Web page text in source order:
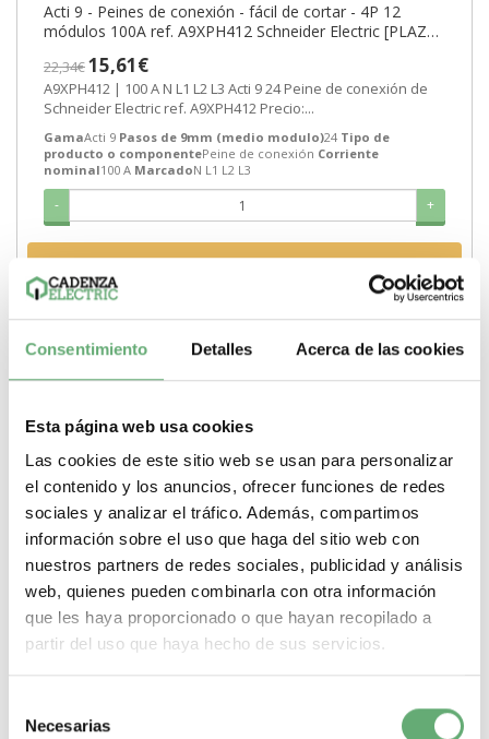
Consentimiento Detalles Acerca de las cookies
Esta página web usa cookies
Las cookies de este sitio web se usan para personalizar
el contenido y los anuncios, ofrecer funciones de redes
sociales y analizar el tráfico. Además, compartimos
información sobre el uso que haga del sitio web con
nuestros partners de redes sociales, publicidad y análisis
web, quienes pueden combinarla con otra información
que les haya proporcionado o que hayan recopilado a
partir del uso que haya hecho de sus servicios.
Necesarias
Acti 9 - Peines de conexión - fácil de cortar - 4P 12
módulos 100A ref. A9XPH412 Schneider Electric [PLAZO
22,34€15,61€
A9XPH412 | 100 A N L1 L2 L3 Acti 9 24 Peine de conexión de
Schneider Electric ref. A9XPH412 Precio:...
GamaActi 9 Pasos de 9mm (medio modulo)24 Tipo de
producto o componentePeine de conexión Corriente
nominal100 A MarcadoN L1 L2 L3
- +
Comprar
Acti 9 - Peines de conexión - fácil de cortar - 3P 57
3-6 SEMANAS]
81,42€ 56,91€